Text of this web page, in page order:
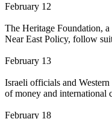
February 12
The Heritage Foundation,
Near East Policy, follow
February 13
Israeli officials and
of money and international
February 18